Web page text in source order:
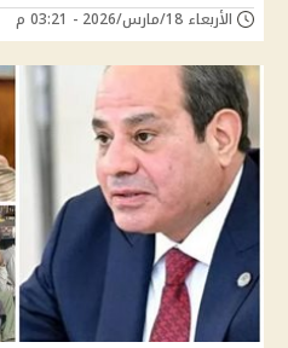
الأربعاء 18/مارس/2026 - 03:21 م